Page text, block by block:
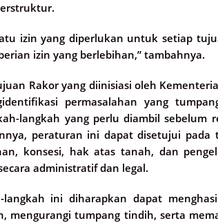
izin yang diperlukan untuk setiap
izin yang berlebihan,” tambahnya.
Rakor yang diinisiasi oleh
permasalahan yang
langkah yang perlu diambil sebelum
peraturan ini dapat disetujui pada
konsesi, hak atas tanah, dan
administratif dan legal.
langkah ini diharapkan dapat
mengurangi tumpang tindih, serta